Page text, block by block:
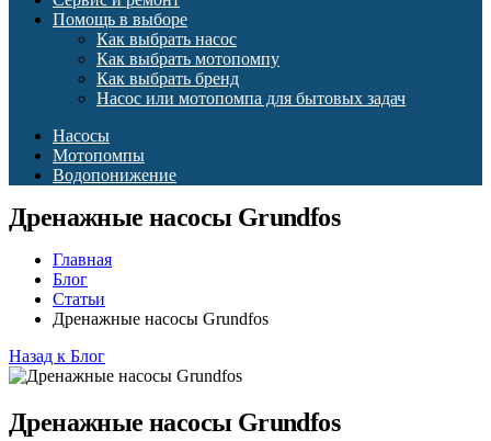
Помощь в выборе
Как выбрать насос
Как выбрать мотопомпу
Как выбрать бренд
Насос или мотопомпа для бытовых задач
Насосы
Мотопомпы
Водопонижение
Дренажные насосы Grundfos
Главная
Блог
Статьи
Дренажные насосы Grundfos
Назад к Блог
Дренажные насосы Grundfos